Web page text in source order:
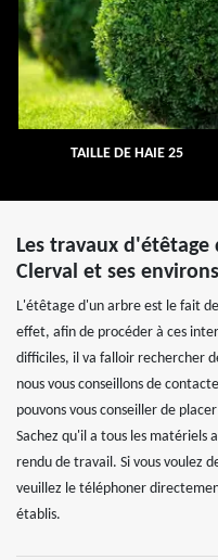
TAILLE DE HAIE 25
Les travaux d'étêtage
Clerval et ses environs
L'étêtage d'un arbre est le fait
effet, afin de procéder à ces
difficiles, il va falloir rechercher
nous vous conseillons de
pouvons vous conseiller de
Sachez qu'il a tous les matériels
rendu de travail. Si vous voulez
veuillez le téléphoner
établis.